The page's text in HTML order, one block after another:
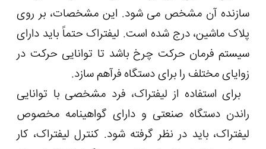
سازنده آن مشخص می شود. این مشخصات، بر روی
پلاک ماشین، درج شده است. لیفتراک حتماً باید دارای
سیستم فرمان حرکت چرخ باشد تا توانایی حرکت در
زوایای مختلف را برای دستگاه فرآهم سازد.
برای استفاده از لیفتراک، فرد مشخصی با توانایی
راندن دستگاه صنعتی و دارای گواهینامه مخصوص
لیفتراک، باید در نظر گرفته شود. کنترل لیفتراک، کار